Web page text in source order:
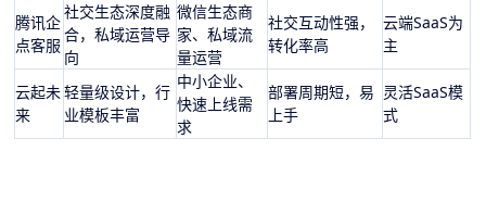
腾讯企
点客服
社交生态深度融
合，私域运营导
向
微信生态商
家、私域流
量运营
社交互动性强，
转化率高
云端SaaS为
主
云起未
来
轻量级设计，行
业模板丰富
中小企业、
快速上线需
求
部署周期短，易
上手
灵活SaaS模
式